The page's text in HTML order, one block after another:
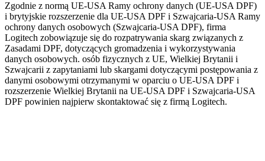
Zgodnie z normą UE-USA Ramy ochrony danych (UE-USA DPF)
i brytyjskie rozszerzenie dla UE-USA DPF i Szwajcaria-USA Ramy
ochrony danych osobowych (Szwajcaria-USA DPF), firma
Logitech zobowiązuje się do rozpatrywania skarg związanych z
Zasadami DPF, dotyczących gromadzenia i wykorzystywania
danych osobowych. osób fizycznych z UE, Wielkiej Brytanii i
Szwajcarii z zapytaniami lub skargami dotyczącymi postępowania z
danymi osobowymi otrzymanymi w oparciu o UE-USA DPF i
rozszerzenie Wielkiej Brytanii na UE-USA DPF i Szwajcaria-USA
DPF powinien najpierw skontaktować się z firmą Logitech.